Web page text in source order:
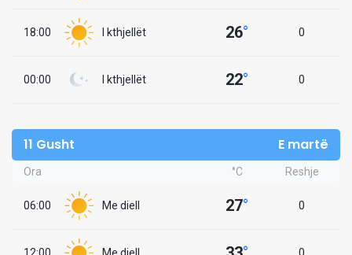
18:00 I kthjellët 26° 0
00:00 I kthjellët 22° 0
11 Gusht E martë
Ora °C Reshje
06:00 Me diell 27° 0